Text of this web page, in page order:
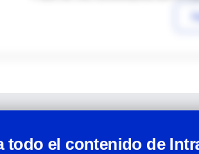
todo el contenido de